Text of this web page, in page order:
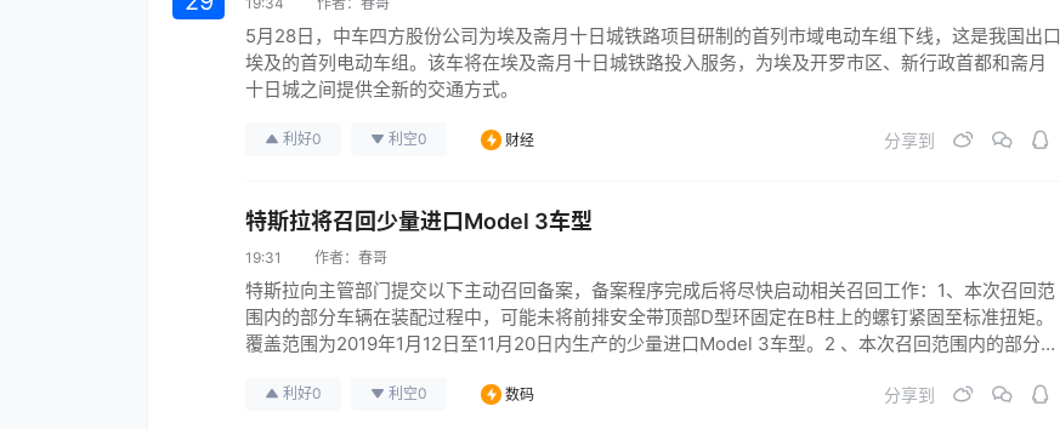
5月28日，中车四方股份公司为埃及斋月十日城铁路项目研制的首列市域电动车组下线，这是我国出口
埃及的首列电动车组。该车将在埃及斋月十日城铁路投入服务，为埃及开罗市区、新行政首都和斋月
十日城之间提供全新的交通方式。
利好0 利空0 财经 分享到
特斯拉将召回少量进口Model 3车型
19:31 作者： 春哥
特斯拉向主管部门提交以下主动召回备案，备案程序完成后将尽快启动相关召回工作：1、本次召回范
围内的部分车辆在装配过程中，可能未将前排安全带顶部D型环固定在B柱上的螺钉紧固至标准扭矩。
覆盖范围为2019年1月12日至11月20日内生产的少量进口Model 3车型。2 、本次召回范围内的部分车
Model 3车…
利好0 利空0 数码 分享到